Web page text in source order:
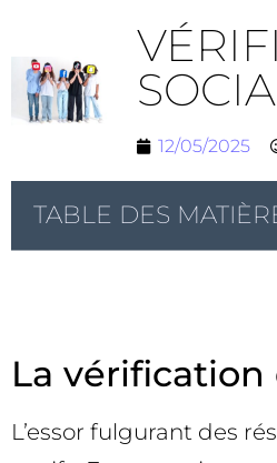
12/05/2025
TABLE DES
La vérification
L’essor fulgurant des